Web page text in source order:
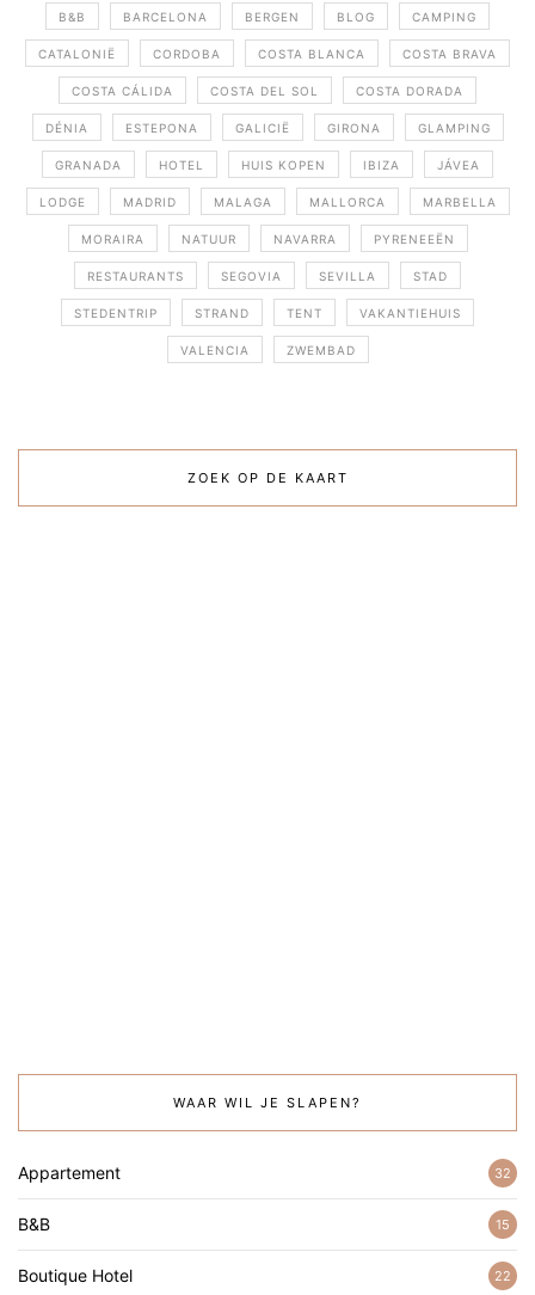
B&B BARCELONA BERGEN BLOG CAMPING
CATALONIË CORDOBA COSTA BLANCA COSTA BRAVA
COSTA CÁLIDA COSTA DEL SOL COSTA DORADA
DÉNIA ESTEPONA GALICIË GIRONA GLAMPING
GRANADA HOTEL HUIS KOPEN IBIZA JÁVEA
LODGE MADRID MALAGA MALLORCA MARBELLA
MORAIRA NATUUR NAVARRA PYRENEEËN
RESTAURANTS SEGOVIA SEVILLA STAD
STEDENTRIP STRAND TENT VAKANTIEHUIS
VALENCIA ZWEMBAD
ZOEK OP DE KAART
WAAR WIL JE SLAPEN?
Appartement 32
B&B 15
Boutique Hotel 22